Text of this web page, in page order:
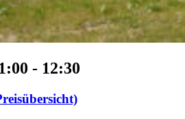
- 12:30